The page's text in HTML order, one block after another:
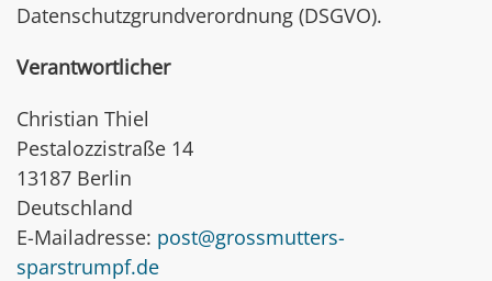
Datenschutzgrundverordnung (DSGVO).
Verantwortlicher
Christian Thiel
Pestalozzistraße 14
13187 Berlin
Deutschland
E-Mailadresse: post@grossmutters-
sparstrumpf.de